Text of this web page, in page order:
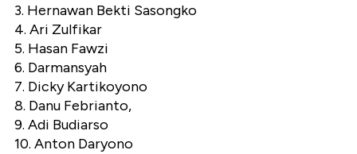
3. Hernawan Bekti Sasongko
4. Ari Zulfikar
5. Hasan Fawzi
6. Darmansyah
7. Dicky Kartikoyono
8. Danu Febrianto,
9. Adi Budiarso
10. Anton Daryono